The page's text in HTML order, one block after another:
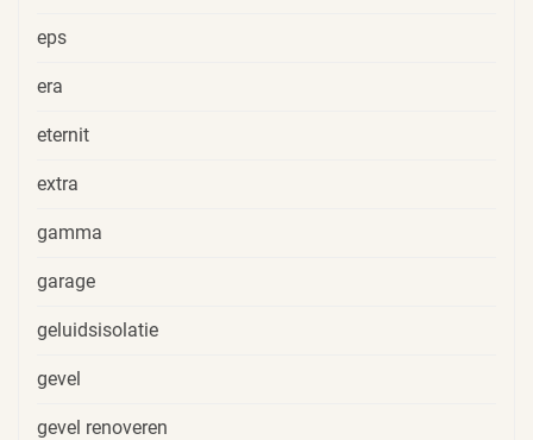
eps
era
eternit
extra
gamma
garage
geluidsisolatie
gevel
gevel renoveren